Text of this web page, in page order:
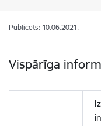
Publicēts: 10.06.2021.
Vispārīga